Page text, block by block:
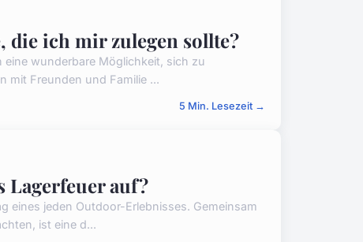
die ich mir zulegen sollte?
wunderbare Möglichkeit, sich zu
mit Freunden und Familie ...
5 Min. Lesezeit →
Lagerfeuer auf?
eines jeden Outdoor-Erlebnisses. Gemeinsam
ist eine d...